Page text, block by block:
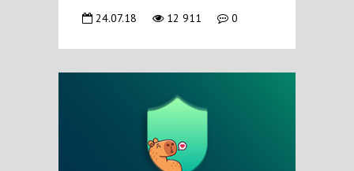
24.07.18
12 911 0